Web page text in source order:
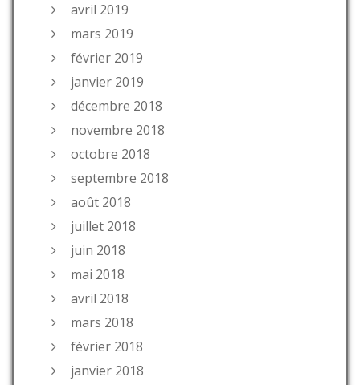
avril 2019
mars 2019
février 2019
janvier 2019
décembre 2018
novembre 2018
octobre 2018
septembre 2018
août 2018
juillet 2018
juin 2018
mai 2018
avril 2018
mars 2018
février 2018
janvier 2018